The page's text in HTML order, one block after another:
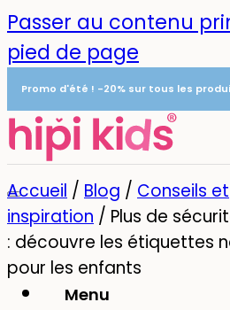
Passer au contenu
pied de page
Promo d'été ! -20% sur tous les
Menu
Accueil / Blog / Conseils et
inspiration / Plus de
: découvre les étiquettes
pour les enfants